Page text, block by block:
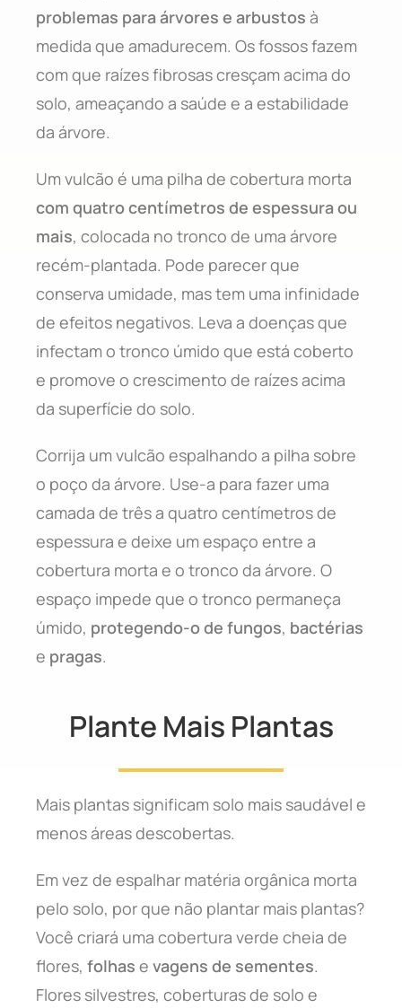
problemas para árvores e arbustos à
medida que amadurecem. Os fossos fazem
com que raízes fibrosas cresçam acima do
solo, ameaçando a saúde e a estabilidade
da árvore.
Um vulcão é uma pilha de cobertura morta
com quatro centímetros de espessura ou
mais, colocada no tronco de uma árvore
recém-plantada. Pode parecer que
conserva umidade, mas tem uma infinidade
de efeitos negativos. Leva a doenças que
infectam o tronco úmido que está coberto
e promove o crescimento de raízes acima
da superfície do solo.
Corrija um vulcão espalhando a pilha sobre
o poço da árvore. Use-a para fazer uma
camada de três a quatro centímetros de
espessura e deixe um espaço entre a
cobertura morta e o tronco da árvore. O
espaço impede que o tronco permaneça
úmido, protegendo-o de fungos, bactérias
e pragas.
Plante Mais Plantas
Mais plantas significam solo mais saudável e
menos áreas descobertas.
Em vez de espalhar matéria orgânica morta
pelo solo, por que não plantar mais plantas?
Você criará uma cobertura verde cheia de
flores, folhas e vagens de sementes.
Flores silvestres, coberturas de solo e